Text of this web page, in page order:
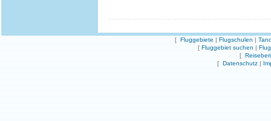
[ Fluggebiete | Flugschulen |
[ Fluggebiet suchen |
[
[ Datenschutz |